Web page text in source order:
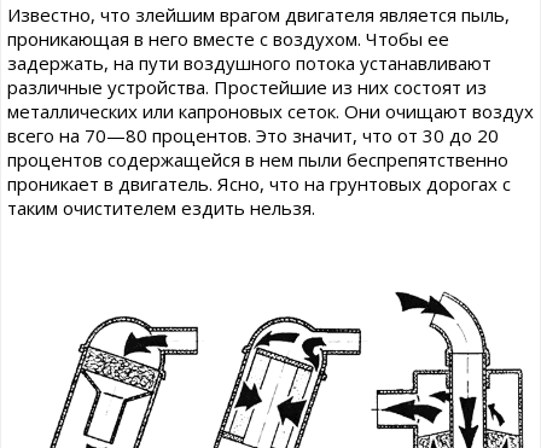
Известно, что злейшим врагом двигателя является пыль,
проникающая в него вместе с воздухом. Чтобы ее
задержать, на пути воздушного потока устанавливают
различные устройства. Простейшие из них состоят из
металлических или капроновых сеток. Они очищают воздух
всего на 70—80 процентов. Это значит, что от 30 до 20
процентов содержащейся в нем пыли беспрепятственно
проникает в двигатель. Ясно, что на грунтовых дорогах с
таким очистителем ездить нельзя.